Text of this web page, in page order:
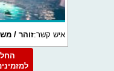
איש קשר:זוהר /